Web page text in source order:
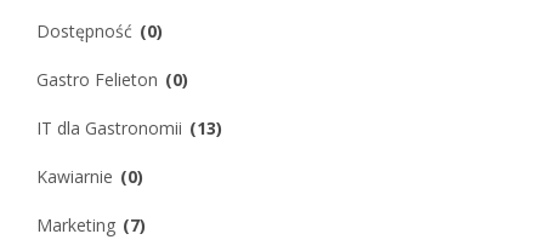
Dostępność (0)
Gastro Felieton (0)
IT dla Gastronomii (13)
Kawiarnie (0)
Marketing (7)